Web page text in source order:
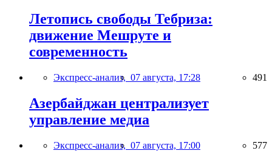
Летопись свободы Тебриза:
движение Мешруте и
современность
Экспресс-анализ, 07 августа, 17:28 491
Азербайджан централизует
управление медиа
Экспресс-анализ, 07 августа, 17:00 577